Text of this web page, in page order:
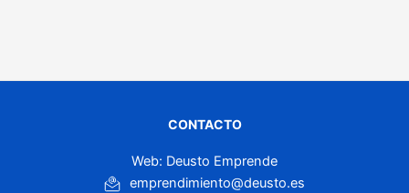
CONTACTO
Web: Deusto Emprende
emprendimiento@deusto.es